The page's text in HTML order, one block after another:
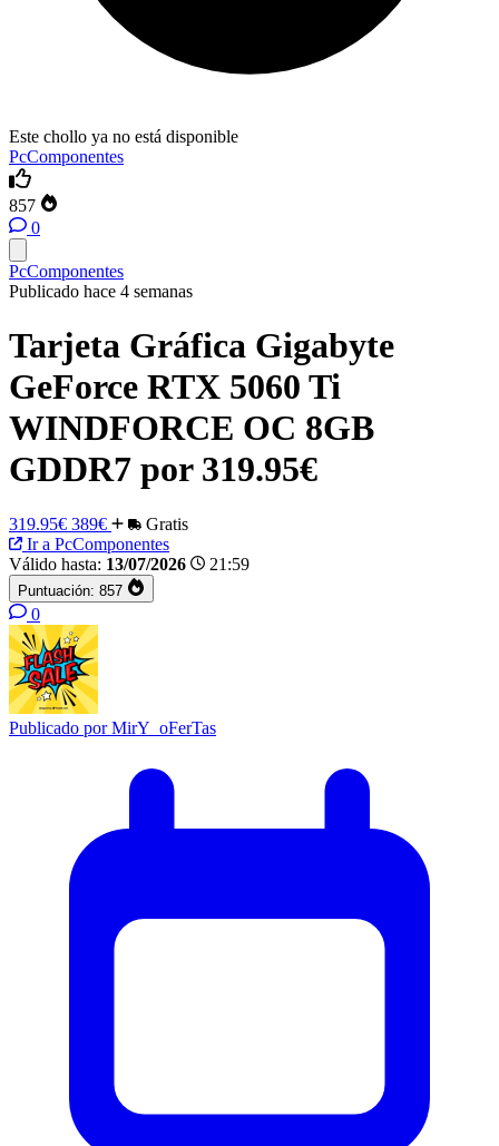
Este chollo ya no está disponible
PcComponentes
857
0
PcComponentes
Publicado hace 4 semanas
Tarjeta Gráfica Gigabyte
GeForce RTX 5060 Ti
WINDFORCE OC 8GB
GDDR7 por 319.95€
319.95€ 389€
Gratis
Ir a PcComponentes
Válido hasta: 13/07/2026 21:59
Puntuación: 857
0
Publicado porMirY_oFerTas